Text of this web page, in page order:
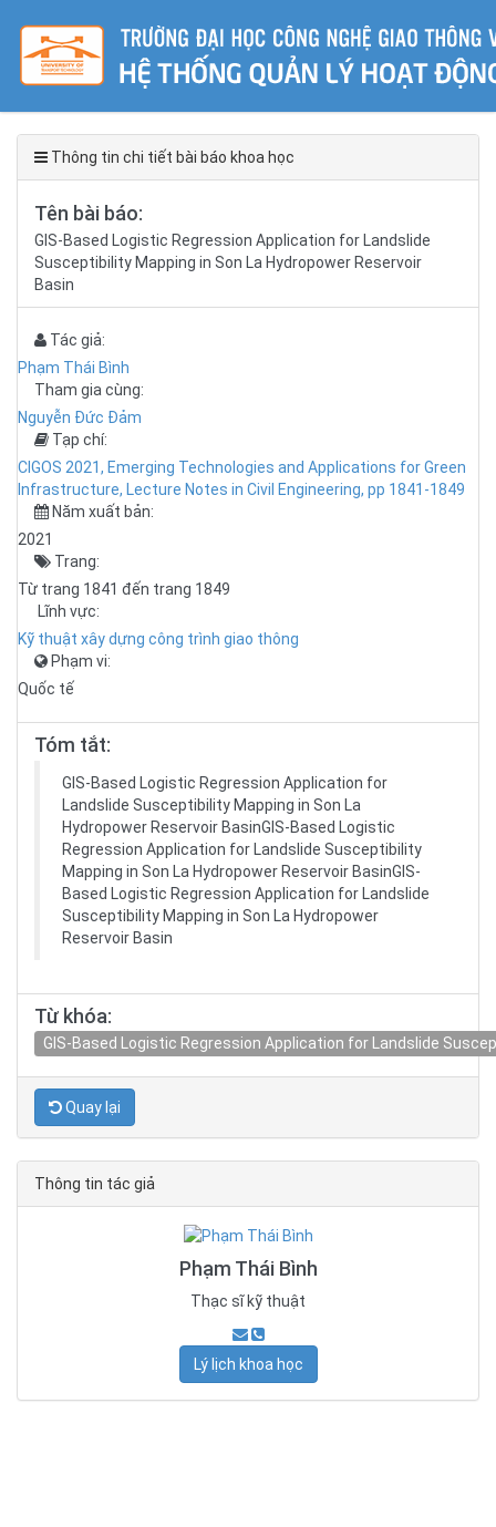
Thông tin chi tiết bài báo khoa học
Tên bài báo:
GIS-Based Logistic Regression Application for Landslide
Susceptibility Mapping in Son La Hydropower Reservoir
Basin
Tác giả:
Phạm Thái Bình
Tham gia cùng:
Nguyễn Đức Đảm
Tạp chí:
CIGOS 2021, Emerging Technologies and Applications for Green
Infrastructure, Lecture Notes in Civil Engineering, pp 1841-1849
Năm xuất bản:
2021
Trang:
Từ trang 1841 đến trang 1849
Lĩnh vực:
Kỹ thuật xây dựng công trình giao thông
Phạm vi:
Quốc tế
Tóm tắt:
GIS-Based Logistic Regression Application for
Landslide Susceptibility Mapping in Son La
Hydropower Reservoir BasinGIS-Based Logistic
Regression Application for Landslide Susceptibility
Mapping in Son La Hydropower Reservoir BasinGIS-
Based Logistic Regression Application for Landslide
Susceptibility Mapping in Son La Hydropower
Reservoir Basin
Từ khóa:
GIS-Based Logistic Regression Application for Landslide
Quay lại
Thông tin tác giả
Phạm Thái Bình
Thạc sĩ kỹ thuật
Lý lịch khoa học